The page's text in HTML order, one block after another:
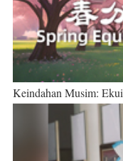
Keindahan Musim: